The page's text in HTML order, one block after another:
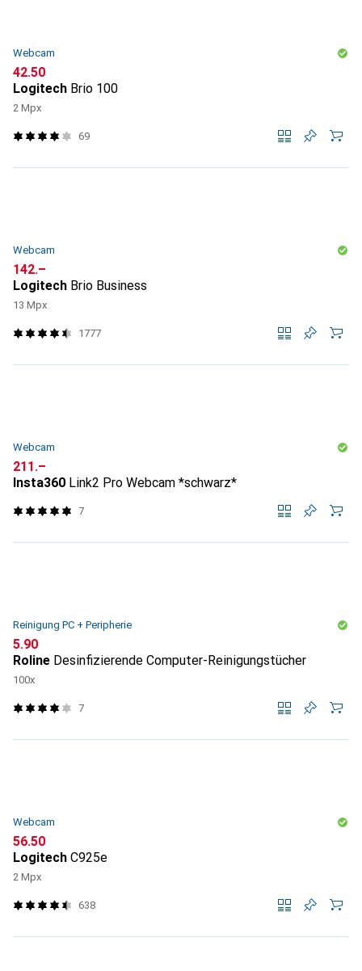
Webcam
CHF
42.50
Logitech Brio 100
2 Mpx
69
Webcam
CHF
142.–
Logitech Brio Business
13 Mpx
1777
Webcam
CHF
211.–
Insta360 Link2 Pro Webcam *schwarz*
7
Reinigung PC + Peripherie
CHF
5.90
Roline Desinfizierende Computer-Reinigungstücher
100x
7
Webcam
CHF
56.50
Logitech C925e
2 Mpx
638